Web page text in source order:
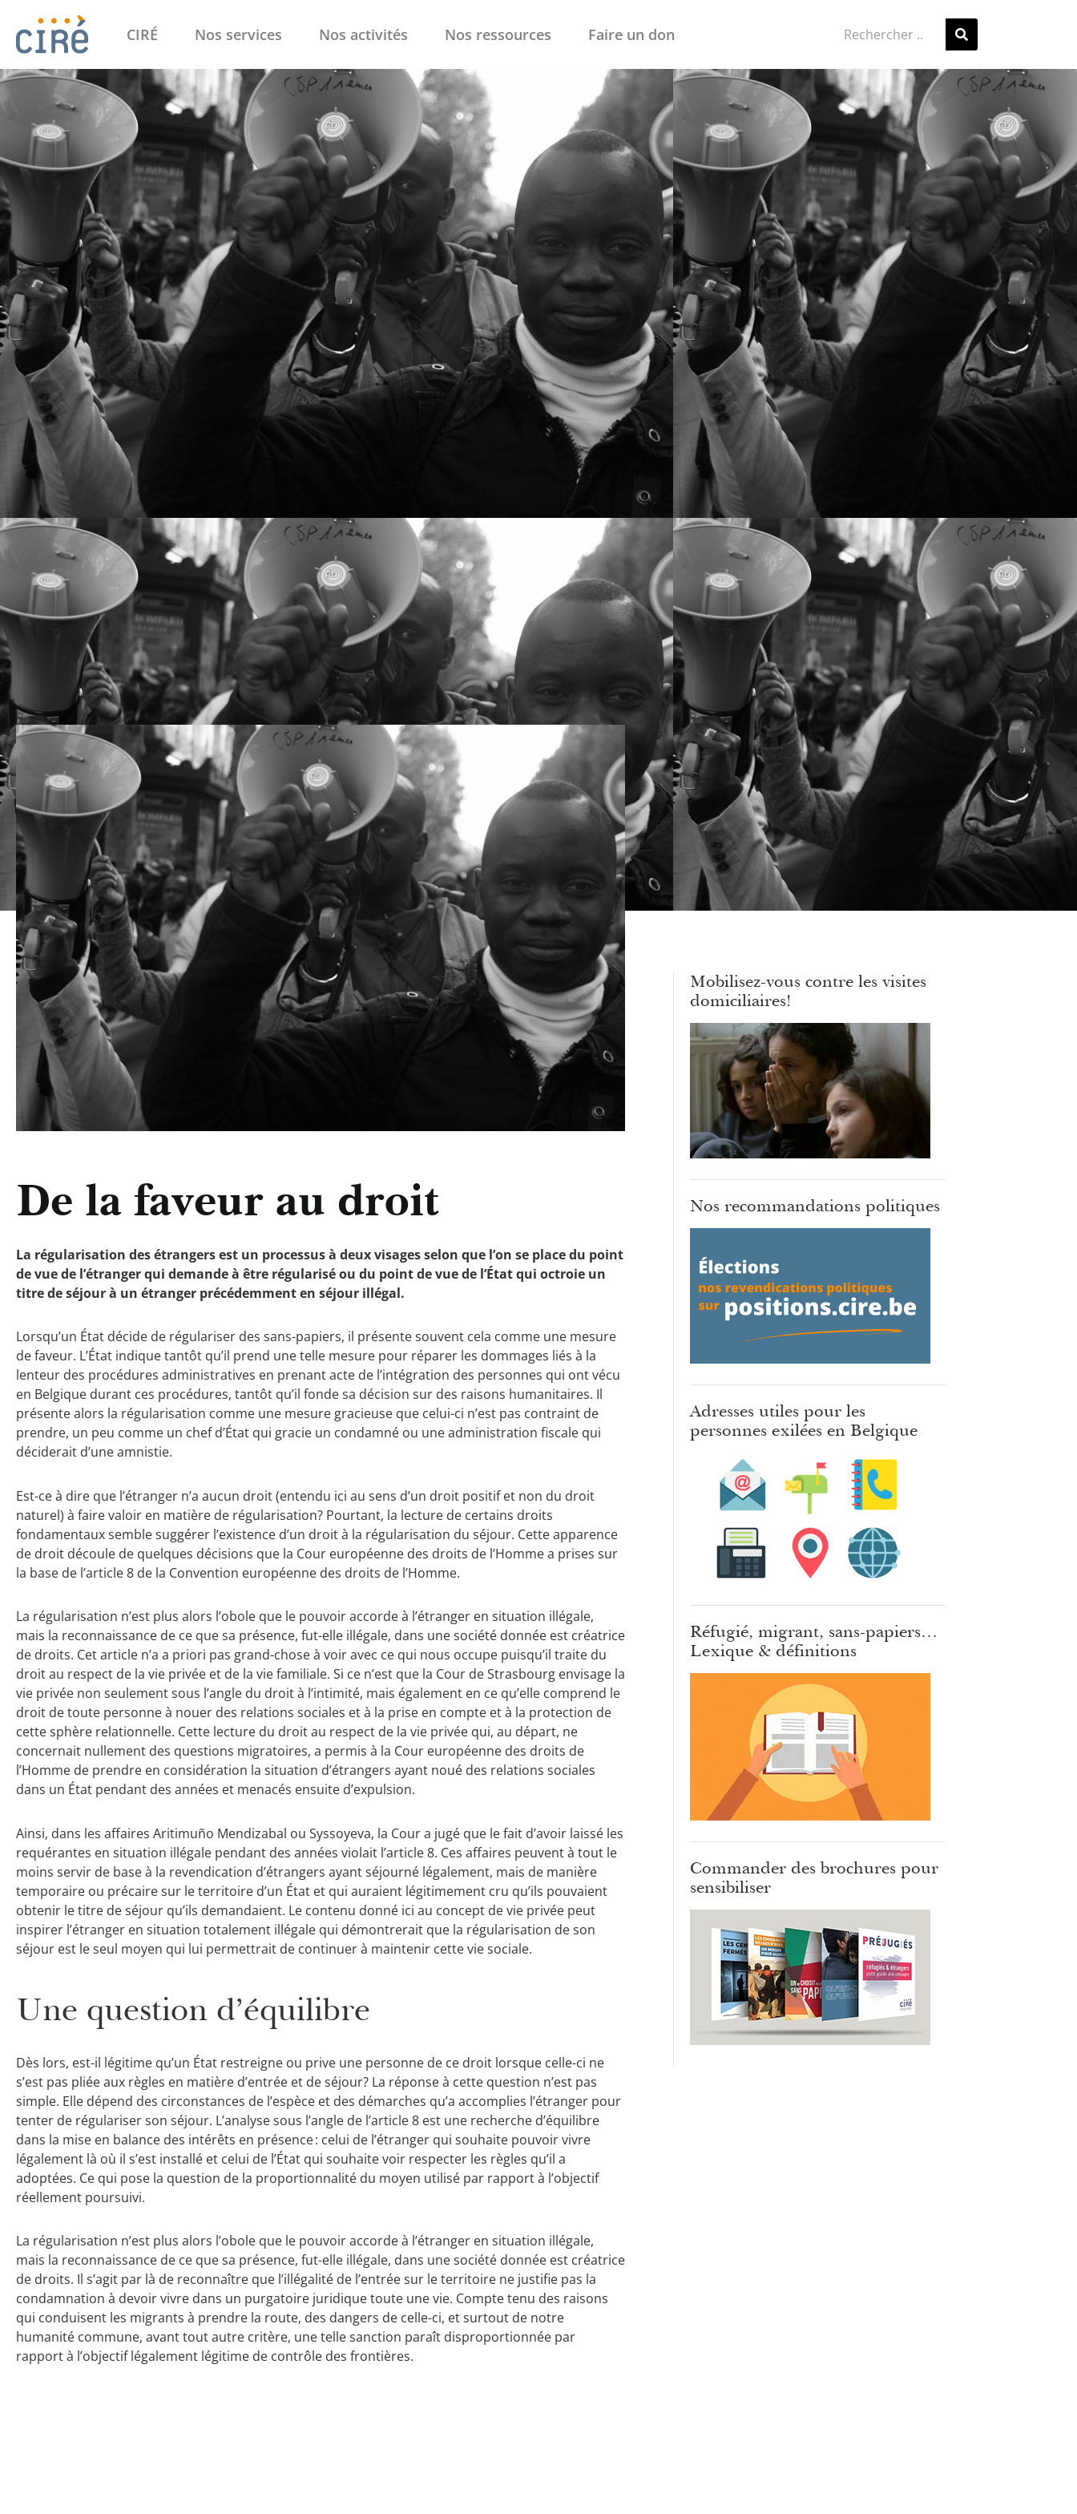
CIRÉ Nos services Nos activités Nos ressources Faire un don
De la faveur au droit
La régularisation des étrangers est un processus à deux visages selon que l’on se place du point
de vue de l’étranger qui demande à être régularisé ou du point de vue de l’État qui octroie un
titre de séjour à un étranger précédemment en séjour illégal.
Lorsqu’un État décide de régulariser des sans-papiers, il présente souvent cela comme une mesure
de faveur. L’État indique tantôt qu’il prend une telle mesure pour réparer les dommages liés à la
lenteur des procédures administratives en prenant acte de l’intégration des personnes qui ont vécu
en Belgique durant ces procédures, tantôt qu’il fonde sa décision sur des raisons humanitaires. Il
présente alors la régularisation comme une mesure gracieuse que celui-ci n’est pas contraint de
prendre, un peu comme un chef d’État qui gracie un condamné ou une administration fiscale qui
déciderait d’une amnistie.
Est-ce à dire que l’étranger n’a aucun droit (entendu ici au sens d’un droit positif et non du droit
naturel) à faire valoir en matière de régularisation? Pourtant, la lecture de certains droits
fondamentaux semble suggérer l’existence d’un droit à la régularisation du séjour. Cette apparence
de droit découle de quelques décisions que la Cour européenne des droits de l’Homme a prises sur
la base de l’article 8 de la Convention européenne des droits de l’Homme.
La régularisation n’est plus alors l’obole que le pouvoir accorde à l’étranger en situation illégale,
mais la reconnaissance de ce que sa présence, fut-elle illégale, dans une société donnée est créatrice
de droits. Cet article n’a a priori pas grand-chose à voir avec ce qui nous occupe puisqu’il traite du
droit au respect de la vie privée et de la vie familiale. Si ce n’est que la Cour de Strasbourg envisage la
vie privée non seulement sous l’angle du droit à l’intimité, mais également en ce qu’elle comprend le
droit de toute personne à nouer des relations sociales et à la prise en compte et à la protection de
cette sphère relationnelle. Cette lecture du droit au respect de la vie privée qui, au départ, ne
concernait nullement des questions migratoires, a permis à la Cour européenne des droits de
l’Homme de prendre en considération la situation d’étrangers ayant noué des relations sociales
dans un État pendant des années et menacés ensuite d’expulsion.
Ainsi, dans les affaires Aritimuño Mendizabal ou Syssoyeva, la Cour a jugé que le fait d’avoir laissé les
requérantes en situation illégale pendant des années violait l’article 8. Ces affaires peuvent à tout le
moins servir de base à la revendication d’étrangers ayant séjourné légalement, mais de manière
temporaire ou précaire sur le territoire d’un État et qui auraient légitimement cru qu’ils pouvaient
obtenir le titre de séjour qu’ils demandaient. Le contenu donné ici au concept de vie privée peut
inspirer l’étranger en situation totalement illégale qui démontrerait que la régularisation de son
séjour est le seul moyen qui lui permettrait de continuer à maintenir cette vie sociale.
Une question d’équilibre
Dès lors, est-il légitime qu’un État restreigne ou prive une personne de ce droit lorsque celle-ci ne
s’est pas pliée aux règles en matière d’entrée et de séjour? La réponse à cette question n’est pas
simple. Elle dépend des circonstances de l’espèce et des démarches qu’a accomplies l’étranger pour
tenter de régulariser son séjour. L’analyse sous l’angle de l’article 8 est une recherche d’équilibre
dans la mise en balance des intérêts en présence : celui de l’étranger qui souhaite pouvoir vivre
légalement là où il s’est installé et celui de l’État qui souhaite voir respecter les règles qu’il a
adoptées. Ce qui pose la question de la proportionnalité du moyen utilisé par rapport à l’objectif
réellement poursuivi.
La régularisation n’est plus alors l’obole que le pouvoir accorde à l’étranger en situation illégale,
mais la reconnaissance de ce que sa présence, fut-elle illégale, dans une société donnée est créatrice
de droits. Il s’agit par là de reconnaître que l’illégalité de l’entrée sur le territoire ne justifie pas la
condamnation à devoir vivre dans un purgatoire juridique toute une vie. Compte tenu des raisons
qui conduisent les migrants à prendre la route, des dangers de celle-ci, et surtout de notre
humanité commune, avant tout autre critère, une telle sanction paraît disproportionnée par
rapport à l’objectif légalement légitime de contrôle des frontières.
Mobilisez-vous contre les visites
domiciliaires!
Nos recommandations politiques
Adresses utiles pour les
personnes exilées en Belgique
Réfugié, migrant, sans-papiers…
Lexique & définitions
Commander des brochures pour
sensibiliser